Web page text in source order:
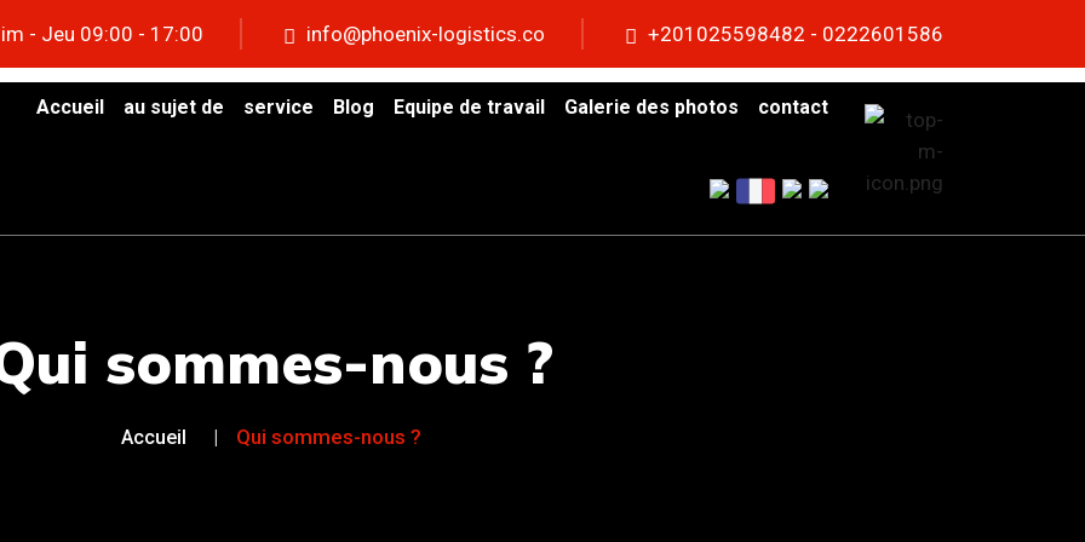
- Jeu 09:00 - 17:00 info@phoenix-logistics.co +201025598482 - 0222601586
Accueil au sujet de service Blog Equipe de travail Galerie des photos contact
sommes-nous ?
Accueil Qui sommes-nous ?